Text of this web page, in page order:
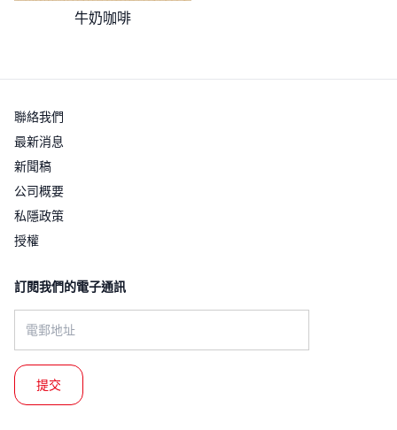
牛奶咖啡
聯絡我們
最新消息
新聞稿
公司概要
私隱政策
授權
訂閱我們的電子通訊​